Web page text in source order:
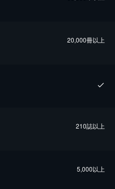
20,000冊以上
210誌以上
5,000以上